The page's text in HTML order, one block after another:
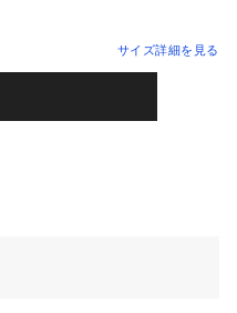
サイズ詳細を見る